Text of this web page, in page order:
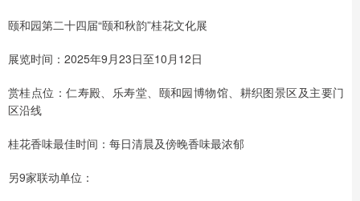
颐和园第二十四届“颐和秋韵”桂花文化展
展览时间：2025年9月23日至10月12日
赏桂点位：仁寿殿、乐寿堂、颐和园博物馆、耕织图景区及主要门
区沿线
桂花香味最佳时间：每日清晨及傍晚香味最浓郁
另9家联动单位：